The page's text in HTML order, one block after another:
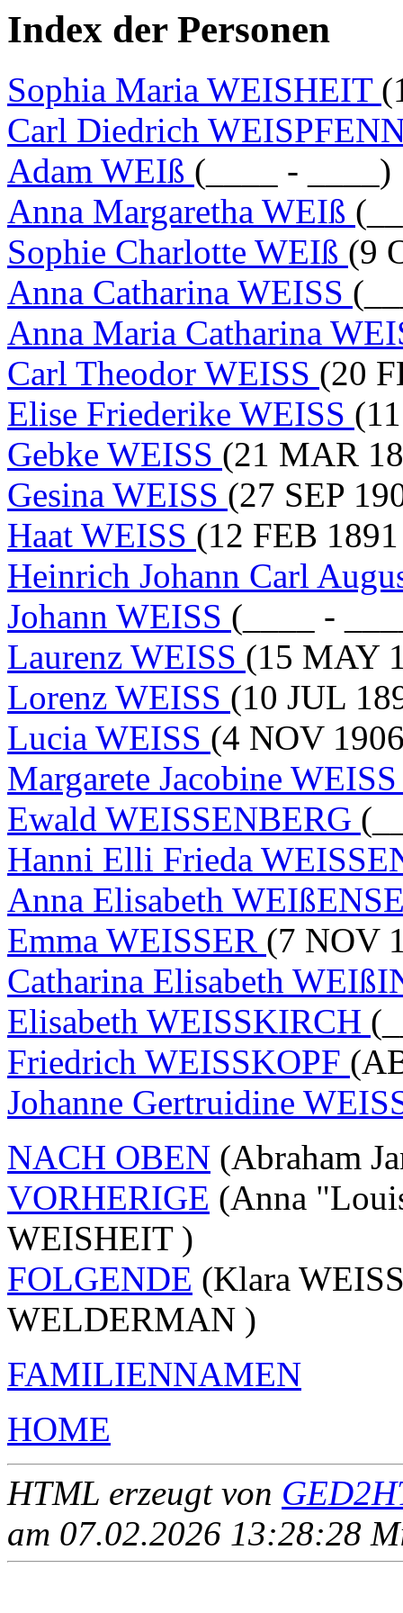
Index der Personen
Sophia Maria WEISHEIT
Carl Diedrich
Adam WEIß (____ - ____)
Anna Margaretha WEIß
Sophie Charlotte WEIß (9
Anna Catharina WEISS
Anna Maria Catharina
Carl Theodor WEISS (20
Elise Friederike WEISS
Gebke WEISS (21 MAR
Gesina WEISS (27 SEP
Haat WEISS (12 FEB
Heinrich Johann Carl
Johann WEISS (____ -
Laurenz WEISS (15 MAY
Lorenz WEISS (10 JUL
Lucia WEISS (4 NOV
Margarete Jacobine
Ewald WEISSENBERG
Hanni Elli Frieda
Anna Elisabeth
Emma WEISSER (7 NOV
Catharina Elisabeth
Elisabeth WEISSKIRCH
Friedrich WEISSKOPF
Johanne Gertruidine
NACH OBEN (Abraham
VORHERIGE (Anna
WEISHEIT )
FOLGENDE (Klara
WELDERMAN )
FAMILIENNAMEN
HOME
HTML erzeugt von
am 07.02.2026 13:28:28